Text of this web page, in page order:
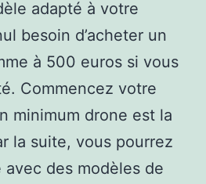
adapté à votre
besoin d’acheter un
à 500 euros si vous
Commencez votre
minimum drone est la
la suite, vous pourrez
avec des modèles de